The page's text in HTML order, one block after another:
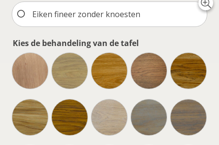
Eiken fineer zonder knoesten
Kies de behandeling van de tafel